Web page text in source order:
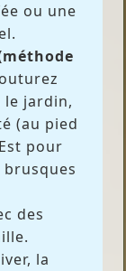
ou une
le jardin,
(au pied
pour
des
la